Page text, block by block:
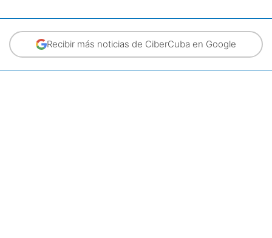
Recibir más noticias de CiberCuba en Google